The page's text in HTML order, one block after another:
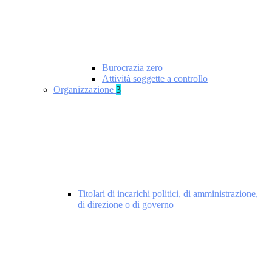
Burocrazia zero
Attività soggette a controllo
Organizzazione 3
Titolari di incarichi politici, di amministrazione,
di direzione o di governo